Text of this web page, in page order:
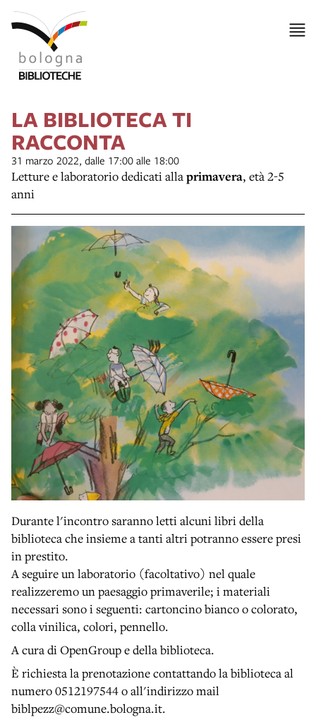
LA BIBLIOTECA TI
RACCONTA
31 marzo 2022, dalle 17:00 alle 18:00
Letture e laboratorio dedicati allaprimavera, età 2-5
anni
Durante l'incontro saranno letti alcuni libri della
biblioteca che insieme a tanti altri potranno essere presi
in prestito.
A seguire un laboratorio (facoltativo) nel quale
realizzeremo un paesaggio primaverile; i materiali
necessari sono i seguenti: cartoncino bianco o colorato,
colla vinilica, colori, pennello.
A cura di OpenGroup e della biblioteca.
È richiesta la prenotazione contattando la biblioteca al
numero 0512197544 o all'indirizzo mail
biblpezz@comune.bologna.it.